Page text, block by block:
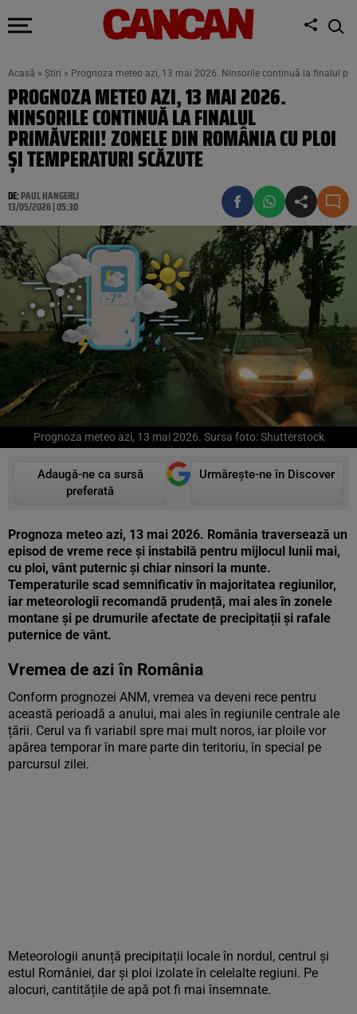
Acasă » Știri » Prognoza meteo azi, 13 mai 2026. Ninsorile continuă la finalul
PROGNOZA METEO AZI, 13 MAI 2026.
NINSORILE CONTINUĂ LA FINALUL
PRIMĂVERII! ZONELE DIN ROMÂNIA CU PLOI
ȘI TEMPERATURI SCĂZUTE
DE:PAUL HANGERLI
13/05/2026 | 05:30
Prognoza meteo azi, 13 mai 2026. Sursa foto: Shutterstock
Adaugă-ne ca sursă
preferată
Urmărește-ne în Discover
Prognoza meteo azi, 13 mai 2026. România traversează un
episod de vreme rece și instabilă pentru mijlocul lunii mai,
cu ploi, vânt puternic și chiar ninsori la munte.
Temperaturile scad semnificativ în majoritatea regiunilor,
iar meteorologii recomandă prudență, mai ales în zonele
montane și pe drumurile afectate de precipitații și rafale
puternice de vânt.
Vremea de azi în România
Conform prognozei ANM, vremea va deveni rece pentru
această perioadă a anului, mai ales în regiunile centrale ale
țării. Cerul va fi variabil spre mai mult noros, iar ploile vor
apărea temporar în mare parte din teritoriu, în special pe
parcursul zilei.
Meteorologii anunță precipitații locale în nordul, centrul și
estul României, dar și ploi izolate în celelalte regiuni. Pe
alocuri, cantitățile de apă pot fi mai însemnate.